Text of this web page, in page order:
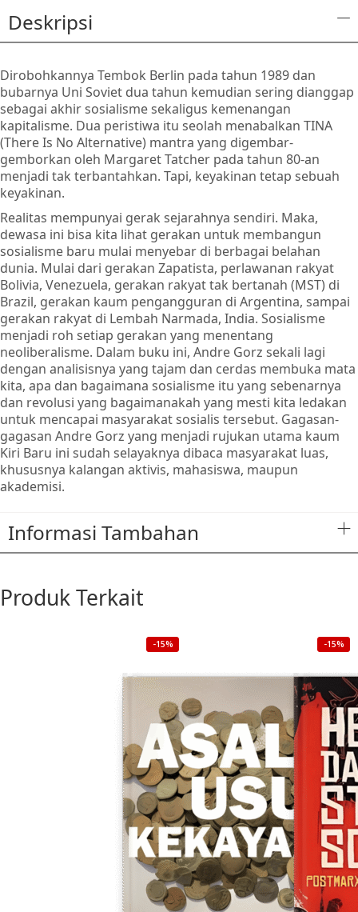
Revolusi
Deskripsi
Dirobohkannya Tembok Berlin pada tahun 1989 dan
bubarnya Uni Soviet dua tahun kemudian sering dianggap
sebagai akhir sosialisme sekaligus kemenangan
kapitalisme. Dua peristiwa itu seolah menabalkan TINA
(There Is No Alternative) mantra yang digembar-
gemborkan oleh Margaret Tatcher pada tahun 80-an
menjadi tak terbantahkan. Tapi, keyakinan tetap sebuah
keyakinan.
Realitas mempunyai gerak sejarahnya sendiri. Maka,
dewasa ini bisa kita lihat gerakan untuk membangun
sosialisme baru mulai menyebar di berbagai belahan
dunia. Mulai dari gerakan Zapatista, perlawanan rakyat
Bolivia, Venezuela, gerakan rakyat tak bertanah (MST) di
Brazil, gerakan kaum pengangguran di Argentina, sampai
gerakan rakyat di Lembah Narmada, India. Sosialisme
menjadi roh setiap gerakan yang menentang
neoliberalisme. Dalam buku ini, Andre Gorz sekali lagi
dengan analisisnya yang tajam dan cerdas membuka mata
kita, apa dan bagaimana sosialisme itu yang sebenarnya
dan revolusi yang bagaimanakah yang mesti kita ledakan
untuk mencapai masyarakat sosialis tersebut. Gagasan-
gagasan Andre Gorz yang menjadi rujukan utama kaum
Kiri Baru ini sudah selayaknya dibaca masyarakat luas,
khususnya kalangan aktivis, mahasiswa, maupun
akademisi.
Informasi Tambahan
Produk Terkait
-15% -15%